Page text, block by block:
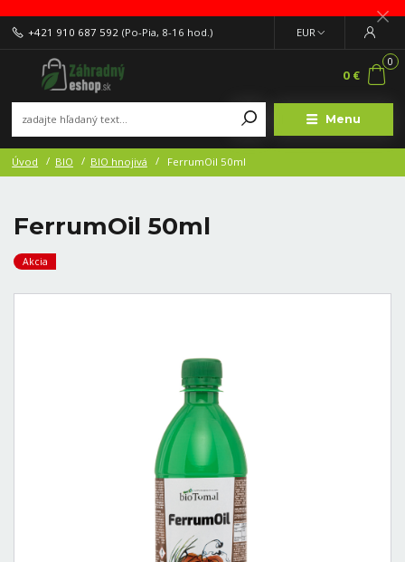
Menu
EUR
+421 910 687 592 (Po-Pia, 8-16 hod.)
0
0 €
Úvod BIO BIO hnojivá FerrumOil 50ml
FerrumOil 50ml
Akcia